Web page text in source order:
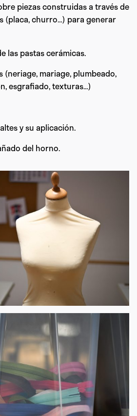
piezas construidas a través de
(placa, churro…) para generar
las pastas cerámicas.
(neriage, mariage, plumbeado,
esgrafiado, texturas…)
y su aplicación.
del horno.